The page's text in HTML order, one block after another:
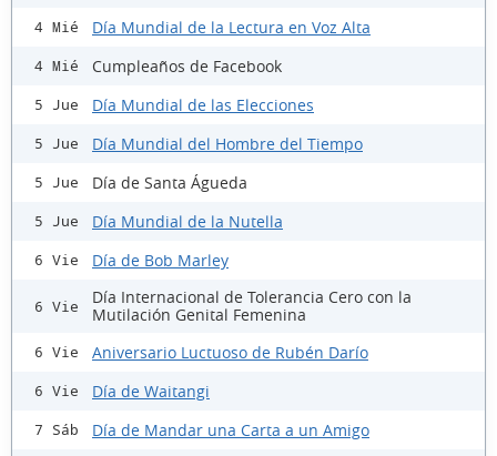
4 Mié Día Mundial de la Lectura en Voz Alta
4 Mié Cumpleaños de Facebook
5 Jue Día Mundial de las Elecciones
5 Jue Día Mundial del Hombre del Tiempo
5 Jue Día de Santa Águeda
5 Jue Día Mundial de la Nutella
6 Vie Día de Bob Marley
6 Vie
Día Internacional de Tolerancia Cero con la
Mutilación Genital Femenina
6 Vie Aniversario Luctuoso de Rubén Darío
6 Vie Día de Waitangi
7 Sáb Día de Mandar una Carta a un Amigo